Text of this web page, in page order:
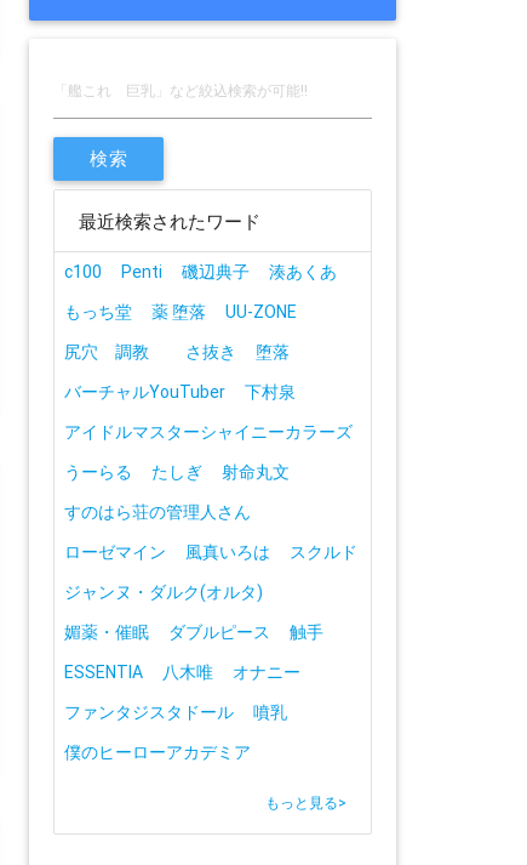
最近検索されたワード
c100 Penti 磯辺典子
湊あくあ
もっち堂
薬 堕落
UU-ZONE
尻穴 調教
さ抜き
堕落
バーチャルYouTuber
下村泉
アイドルマスターシャイニーカラーズ
うーらる
たしぎ
射命丸文
すのはら荘の管理人さん
ローゼマイン
風真いろは
スクルド
ジャンヌ・ダルク(オルタ)
媚薬・催眠
ダブルピース
触手
ESSENTIA
八木唯
オナニー
ファンタジスタドール
噴乳
僕のヒーローアカデミア
もっと見る>